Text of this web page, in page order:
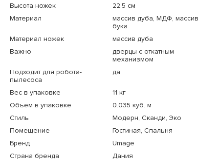
Высота ножек
22.5 см
Материал
массив дуба, МДФ, массив
бука
Материал ножек
массив дуба
Важно
дверцы с откатным
механизмом
Подходит для робота-
пылесоса
да
Вес в упаковке
11 кг
Объем в упаковке
0.035 куб. м
Стиль
Модерн, Сканди, Эко
Помещение
Гостиная, Спальня
Бренд
Umage
Страна бренда
Дания